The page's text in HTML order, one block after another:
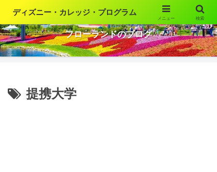
ウォルト・ディズニー・ワールドの魅力を語ります
フローランドのブログ
提携大学
ディズニー・カレッジ・プログラム
メニュー 検索